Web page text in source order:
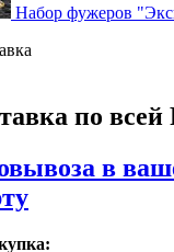
Набор фужеров
по
в